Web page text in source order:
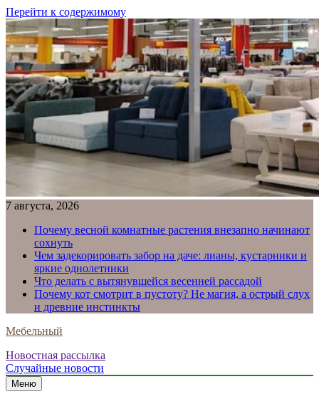
Перейти к содержимому
7 августа, 2026
Почему весной комнатные растения внезапно начинают
сохнуть
Чем задекорировать забор на даче: лианы, кустарники и
яркие однолетники
Что делать с вытянувшейся весенней рассадой
Почему кот смотрит в пустоту? Не магия, а острый слух
и древние инстинкты
Мебельный
Новостная рассылка
Случайные новости
Меню